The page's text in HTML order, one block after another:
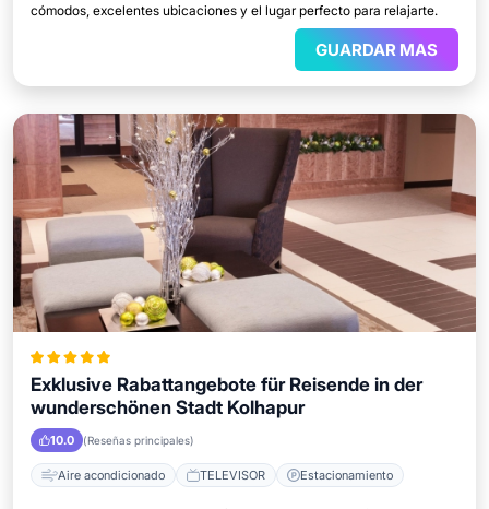
cómodos, excelentes ubicaciones y el lugar perfecto para relajarte.
GUARDAR MAS
Exklusive Rabattangebote für Reisende in der
wunderschönen Stadt Kolhapur
10.0 (Reseñas principales)
Aire acondicionado TELEVISOR Estacionamiento